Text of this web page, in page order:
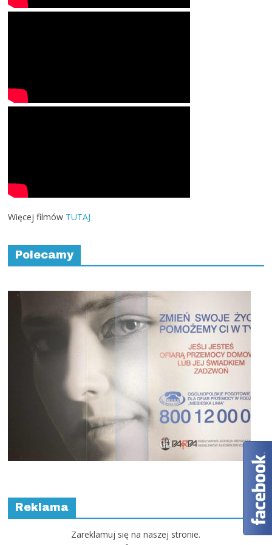
Więcej filmów TUTAJ
Polecamy
Reklama
Zareklamuj się na naszej stronie.